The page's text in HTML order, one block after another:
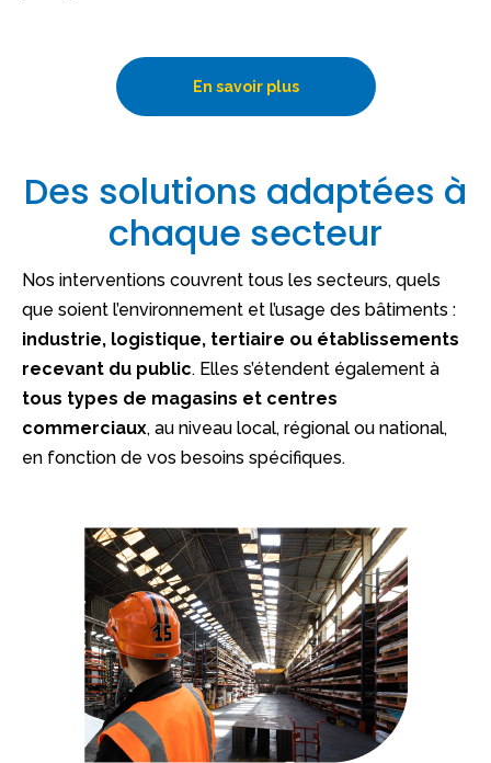
En savoir plus
Des solutions adaptées à
chaque secteur
Nos interventions couvrent tous les secteurs, quels
que soient l’environnement et l’usage des bâtiments :
industrie, logistique, tertiaire ou établissements
recevant du public. Elles s’étendent également à
tous types de magasins et centres
commerciaux, au niveau local, régional ou national,
en fonction de vos besoins spécifiques.